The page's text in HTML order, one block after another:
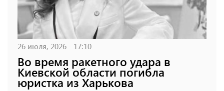
26 июля, 2026 - 17:10
Во время ракетного удара в
Киевской области погибла
юристка из Харькова